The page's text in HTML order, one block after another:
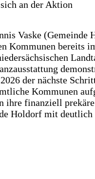
Vaske (Gemeinde
Kommunen bereits
der nächste
Kommunen
ihre finanziell
Holdorf mit deutlich